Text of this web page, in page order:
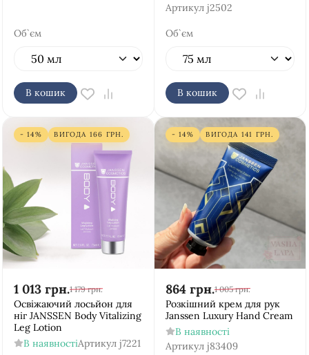
Об`єм
В кошик
Артикул j2502
Об`єм
В кошик
- 14% ВИГОДА 166 ГРН.
1 013 грн.1 179 грн.
Освіжаючий лосьйон для
ніг JANSSEN Body Vitalizing
Leg Lotion
В наявностіАртикул j7221
- 14% ВИГОДА 141 ГРН.
864 грн.1 005 грн.
Розкішний крем для рук
Janssen Luxury Hand Cream
В наявності
Артикул j83409